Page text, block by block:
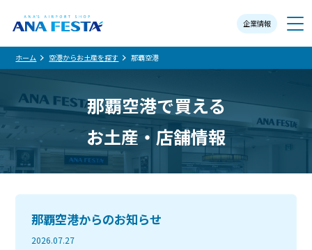
企業情報
メニュー
ホーム 空港からお土産を探す 那覇空港
那覇空港で買える
お土産・店舗情報
那覇空港からのお知らせ
2026.07.27